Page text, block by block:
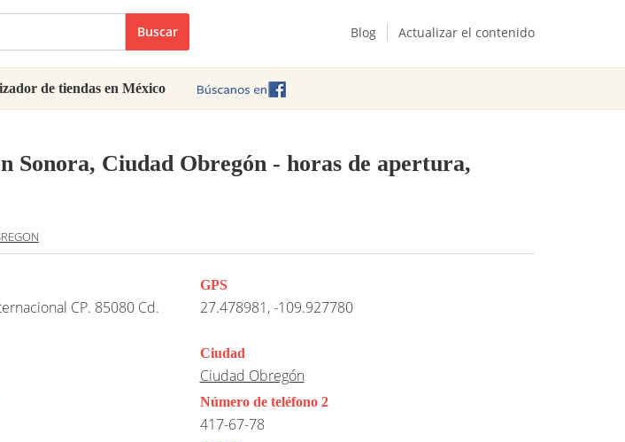
Buscar Blog Actualizar el contenido
de tiendas en México
Sonora, Ciudad Obregón - horas de apertura,
CP. 85080 Cd.
GPS
27.478981, -109.927780
Ciudad
Ciudad Obregón
Número de teléfono 2
417-67-78